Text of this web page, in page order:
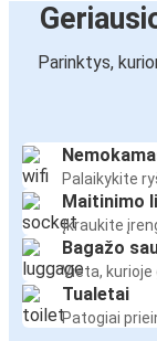
Parinktys,
Palaikykite
Maitinimo
Įkraukite
Bagažo
Vieta,
Tualetai
Patogiai